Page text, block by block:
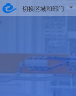
切换区域和部门